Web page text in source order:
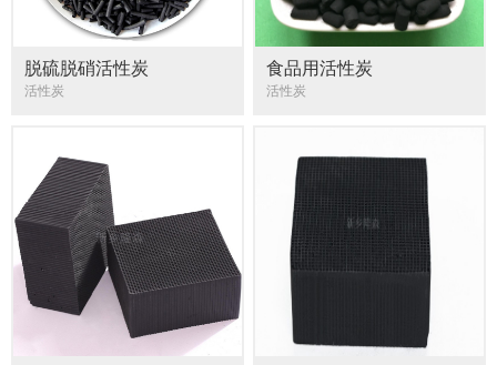
脱硫脱硝活性炭
活性炭
食品用活性炭
活性炭